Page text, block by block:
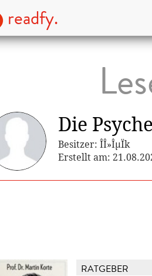
readfy.
Die Psyche
Besitzer: ÎÎ»ÎµÏk
Erstellt am:
RATGEBER